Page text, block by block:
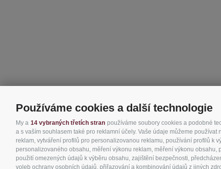
Používáme cookies a další technologie
My a 14 vybraných třetích stran používáme soubory cookies a podobné
a s vaším souhlasem také pro reklamní účely. Vaše údaje můžeme
reklam, vytváření profilů pro personalizovanou reklamu, používání profilů k
personalizovaného obsahu, měření výkonu reklam, měření výkonu
použití omezených údajů k výběru obsahu, zajištění bezpečnosti,
voleb ochrany osobních údajů, přiřazování a kombinování údajů z jiných